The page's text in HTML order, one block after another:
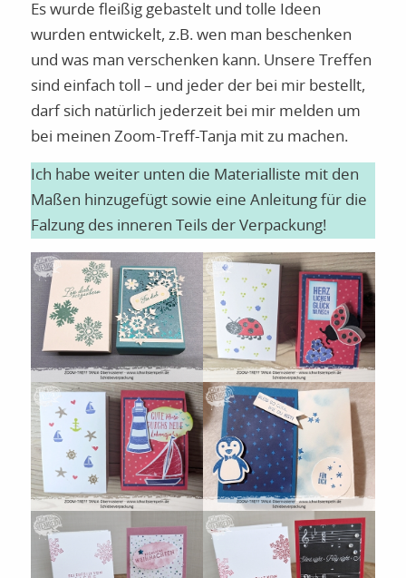
Es wurde fleißig gebastelt und tolle Ideen
wurden entwickelt, z.B. wen man beschenken
und was man verschenken kann. Unsere Treffen
sind einfach toll – und jeder der bei mir bestellt,
darf sich natürlich jederzeit bei mir melden um
bei meinen Zoom-Treff-Tanja mit zu machen.
Ich habe weiter unten die Materialliste mit den
Maßen hinzugefügt sowie eine Anleitung für die
Falzung des inneren Teils der Verpackung!